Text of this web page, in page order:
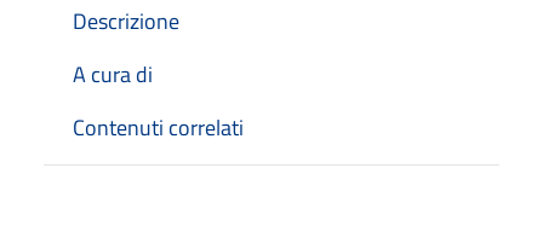
Descrizione
A cura di
Contenuti correlati